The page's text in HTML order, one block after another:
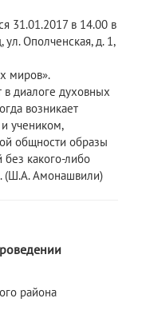
31.01.2017 в 14.00 в
Ополченская, д. 1,
диалоге духовных
возникает
учеником,
общности образы
какого-либо
(Ш.А. Амонашвили)
района